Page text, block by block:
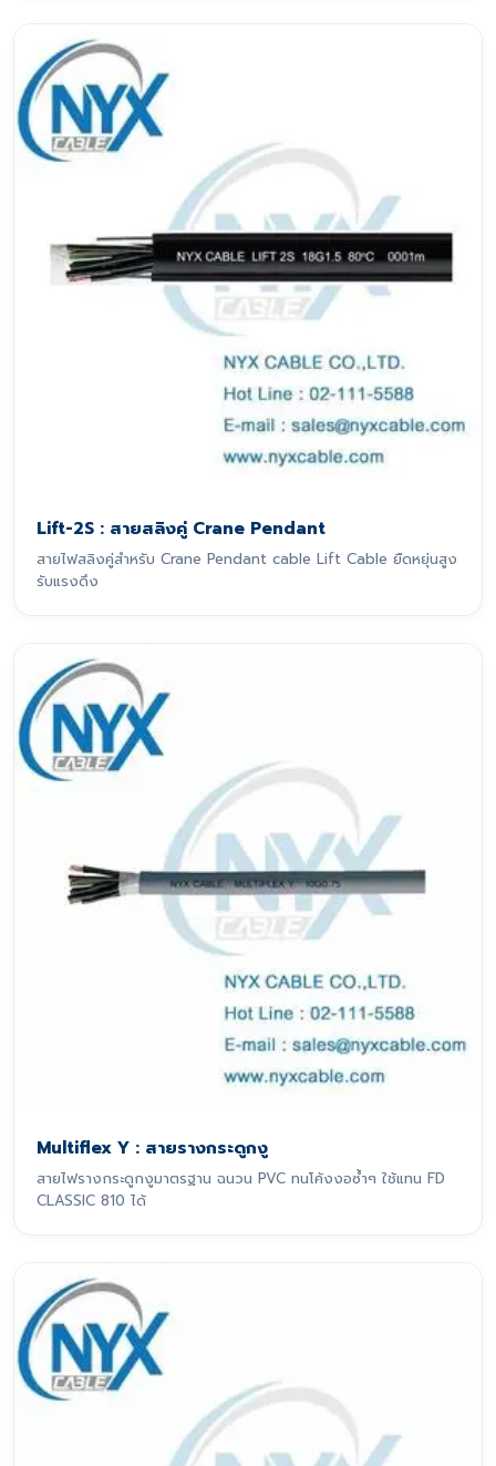
Lift-2S : สายสลิงคู่ Crane Pendant
สายไฟสลิงคู่สำหรับ Crane Pendant cable Lift Cable ยืดหยุ่นสูง
รับแรงดึง
Multiflex Y : สายรางกระดูกงู
สายไฟรางกระดูกงูมาตรฐาน ฉนวน PVC ทนโค้งงอซ้ำๆ ใช้แทน FD
CLASSIC 810 ได้